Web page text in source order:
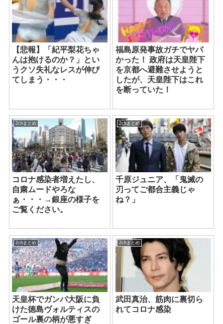
【悲報】「紀平梨花ちゃ
んは抱けるのか？」とい
うクソ失礼なレスが伸び
てしまう・・・
福島原発事故ガチでヤバ
かった！ 政府は天皇陛下
を京都へ避難させようと
したが、天皇陛下はこれ
を断っていた！
2chまとめ
コロナ感染者増えたし、
自粛ムードやろな
ぁ・・・→銀座の様子を
ご覧ください。
2chまとめ
千原ジュニア、「鬼滅の
刃ってご都合主義じゃ
ね？」
2chまとめ
天皇杯でガンバ大阪に負
けた徳島ヴォルティスの
ゴール裏の柄が悪すぎ
2chまとめ
武田真治、筋肉に裏切ら
れてコロナ感染